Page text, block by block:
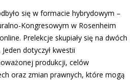
się w formacie hybrydowym –
Kongresowym w Rosenheim
Prelekcje skupiały się na dwóch
dotyczył kwestii
produkcji, celów
oraz zmian prawnych, które mogą